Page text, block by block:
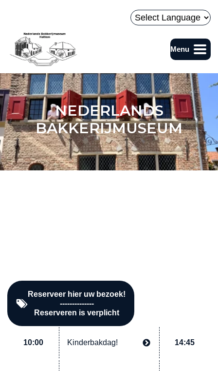
Naar hoofdinhoud
Powered by
Bakkerijmuseum
Menu
NEDERLANDS
BAKKERIJMUSEUM
Reserveer hier uw bezoek!
--------------
Reserveren is verplicht
10:00 Kinderbakdag! 14:45